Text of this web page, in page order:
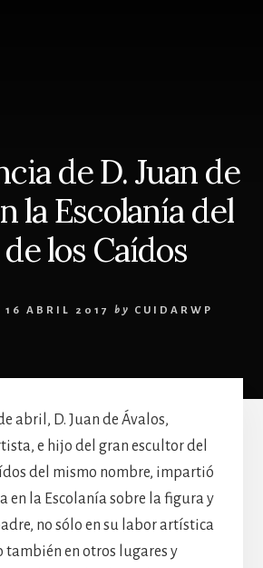
de D. Juan de
la Escolanía del
los Caídos
16 ABRIL 2017 by CUIDARWP
abril, D. Juan de Ávalos,
e hijo del gran escultor del
del mismo nombre, impartió
en la Escolanía sobre la figura y
no sólo en su labor artística
también en otros lugares y